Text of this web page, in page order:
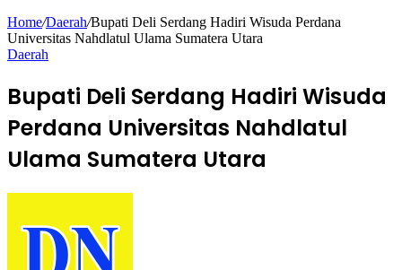
Home/Daerah/Bupati Deli Serdang Hadiri Wisuda Perdana
Universitas Nahdlatul Ulama Sumatera Utara
Daerah
Bupati Deli Serdang Hadiri Wisuda
Perdana Universitas Nahdlatul
Ulama Sumatera Utara